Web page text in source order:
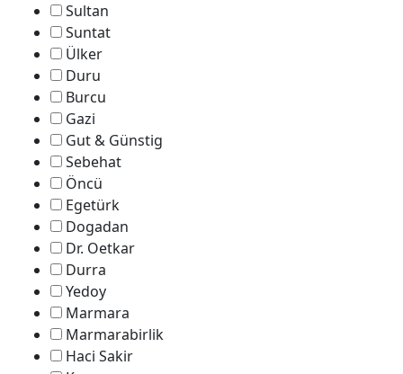
Sultan
Suntat
Ülker
Duru
Burcu
Gazi
Gut & Günstig
Sebehat
Öncü
Egetürk
Dogadan
Dr. Oetkar
Durra
Yedoy
Marmara
Marmarabirlik
Haci Sakir